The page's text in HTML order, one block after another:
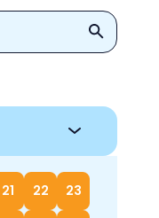
21 22 23